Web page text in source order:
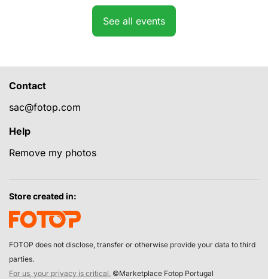
See all events
Contact
sac@fotop.com
Help
Remove my photos
Store created in:
FOTOP does not disclose, transfer or otherwise provide your data to third
parties.
For us, your privacy is critical. ©Marketplace Fotop Portugal